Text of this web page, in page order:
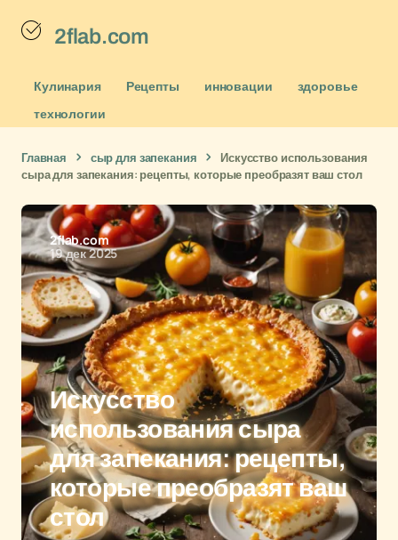
2flab.com
Кулинария Рецепты инновации
здоровье
технологии
Главная сыр для запекания
Искусство использования
сыра для запекания: рецепты, которые преобразят ваш стол
2flab.com
19 дек 2025
Искусство
использования сыра
для запекания: рецепты,
которые преобразят ваш
стол